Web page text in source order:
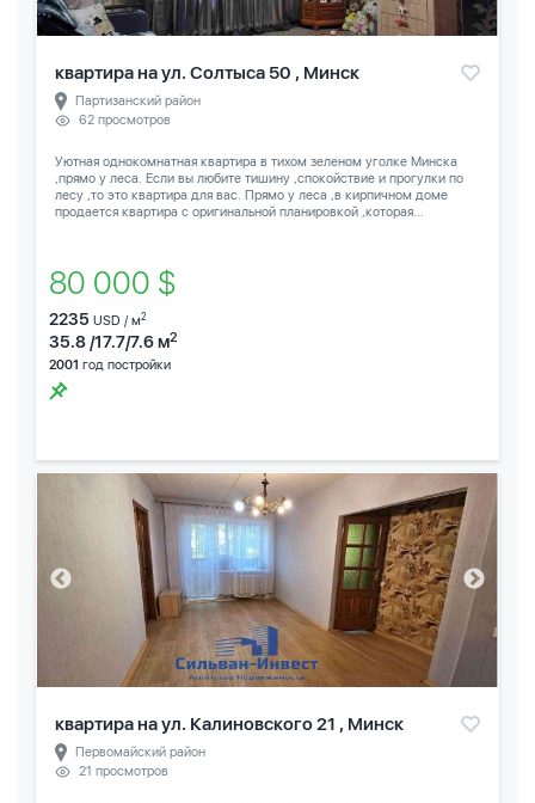
квартира на ул. Солтыса 50 , Минск
Партизанский район
62 просмотров
Уютная однокомнатная квартира в тихом зеленом уголке Минска
,прямо у леса. Если вы любите тишину ,спокойствие и прогулки по
лесу ,то это квартира для вас. Прямо у леса ,в кирпичном доме
продается квартира с оригинальной планировкой ,которая...
80 000 $
2235 USD / м2
35.8 /17.7/7.6 м2
2001 год постройки
квартира на ул. Калиновского 21 , Минск
Первомайский район
21 просмотров